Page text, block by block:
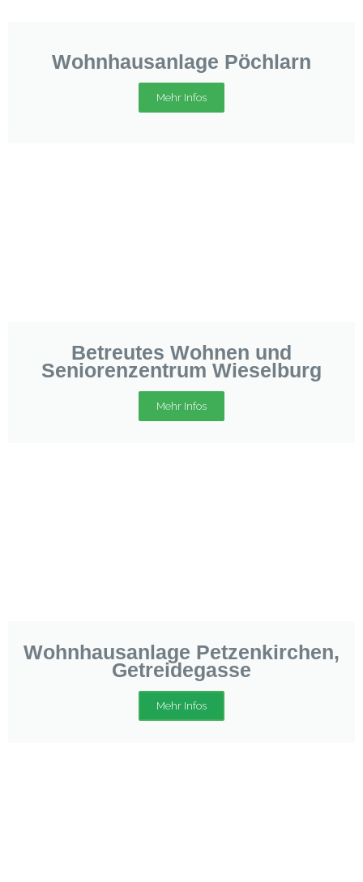
Wohnhausanlage Pöchlarn
Mehr Infos
Betreutes Wohnen und
Seniorenzentrum Wieselburg
Mehr Infos
Wohnhausanlage Petzenkirchen,
Getreidegasse
Mehr Infos